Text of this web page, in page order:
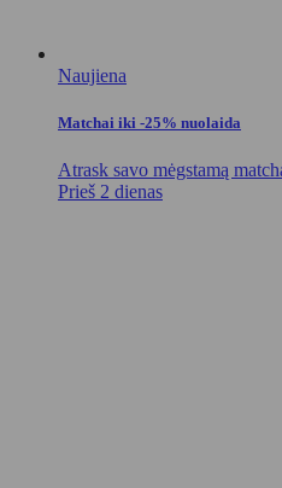
Naujiena
Matchai iki -25% nuolaida
Atrask savo mėgstamą
Prieš 2 dienas